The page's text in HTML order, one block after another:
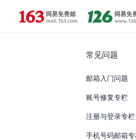
常见问题
邮箱入门问题
账号修复专栏
注册与登录专栏
手机号码邮箱